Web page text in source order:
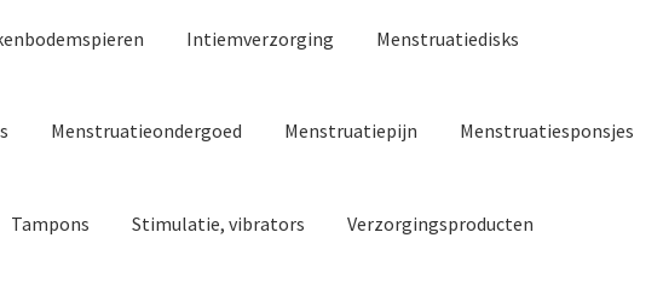
Intiemverzorging Menstruatiedisks
Menstruatieondergoed Menstruatiepijn Menstruatiesponsjes
Tampons Stimulatie, vibrators Verzorgingsproducten